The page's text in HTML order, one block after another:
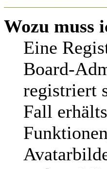
Wozu muss
Eine
Board-
registriert
Fall